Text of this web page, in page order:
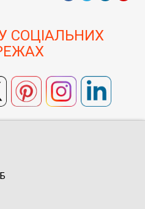
СОЦІАЛЬНИХ